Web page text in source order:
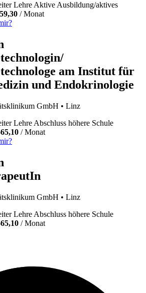
Lehre Aktive Ausbildung/aktives
/ Monat
am Institut für
und Endokrinologie
GmbH • Linz
Lehre Abschluss höhere Schule
/ Monat
GmbH • Linz
Lehre Abschluss höhere Schule
/ Monat